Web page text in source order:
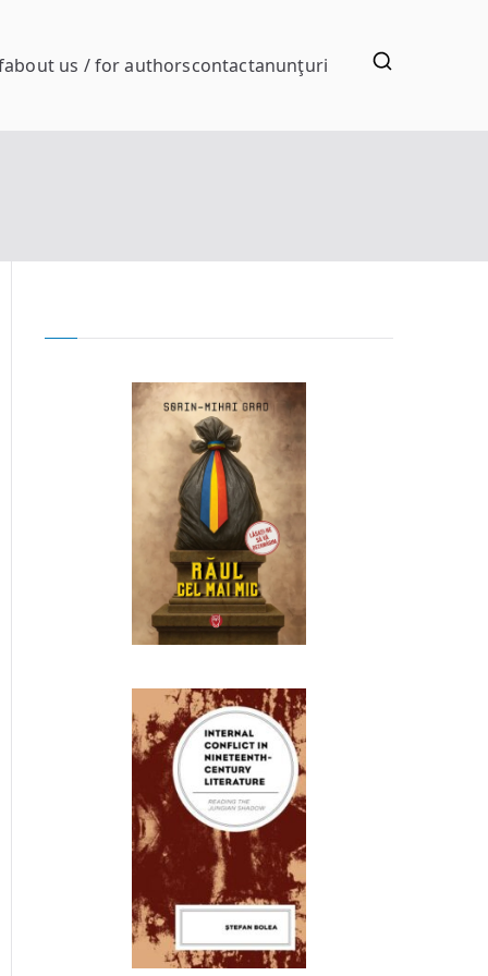
about us / for authorscontactanunţuri